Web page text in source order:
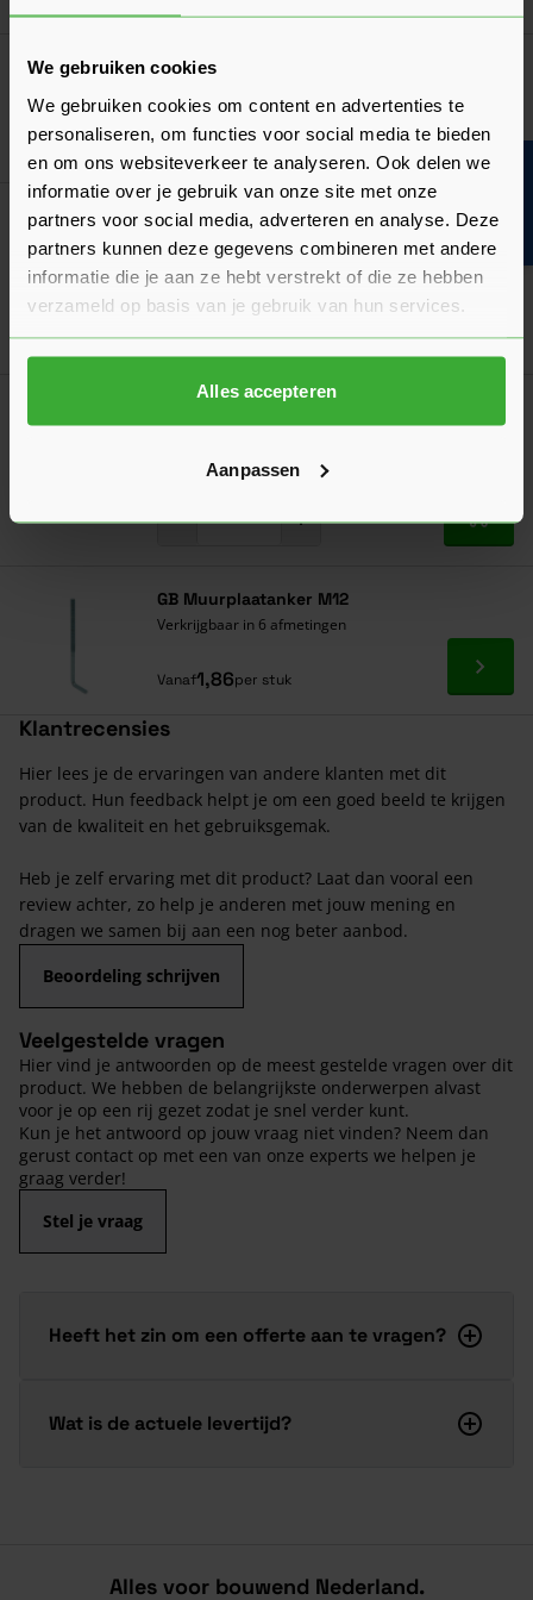
We gebruiken cookies
We gebruiken cookies om content en advertenties te
personaliseren, om functies voor social media te bieden
en om ons websiteverkeer te analyseren. Ook delen we
informatie over je gebruik van onze site met onze
partners voor social media, adverteren en analyse. Deze
partners kunnen deze gegevens combineren met andere
informatie die je aan ze hebt verstrekt of die ze hebben
verzameld op basis van je gebruik van hun services.
Alles accepteren
Aanpassen
GB Stormanker Verzinkt
4,12 Ga
Sluitring Verzinkt M12 DIN125A - Doos à 50
stuks
Nu5,71 per doos
In
Fischer Zeskantmoer Verzinkt M12 DIN934-8
- Doos à 25 stuks
4,84
In
GB Muurplaatanker M12
Verkrijgbaar in 6 afmetingen
Vanaf1,86per stuk Ga
Klantrecensies
Hier lees je de ervaringen van andere klanten met dit
product. Hun feedback helpt je om een goed beeld te krijgen
van de kwaliteit en het gebruiksgemak.
Heb je zelf ervaring met dit product? Laat dan vooral een
review achter, zo help je anderen met jouw mening en
dragen we samen bij aan een nog beter aanbod.
Beoordeling schrijven
Veelgestelde vragen
Hier vind je antwoorden op de meest gestelde vragen over dit
product. We hebben de belangrijkste onderwerpen alvast
voor je op een rij gezet zodat je snel verder kunt.
Kun je het antwoord op jouw vraag niet vinden? Neem dan
gerust contact op met een van onze experts we helpen je
graag verder!
Stel je vraag
Heeft het zin om een offerte aan te vragen?
Wat is de actuele levertijd?
Alles voor bouwend Nederland.